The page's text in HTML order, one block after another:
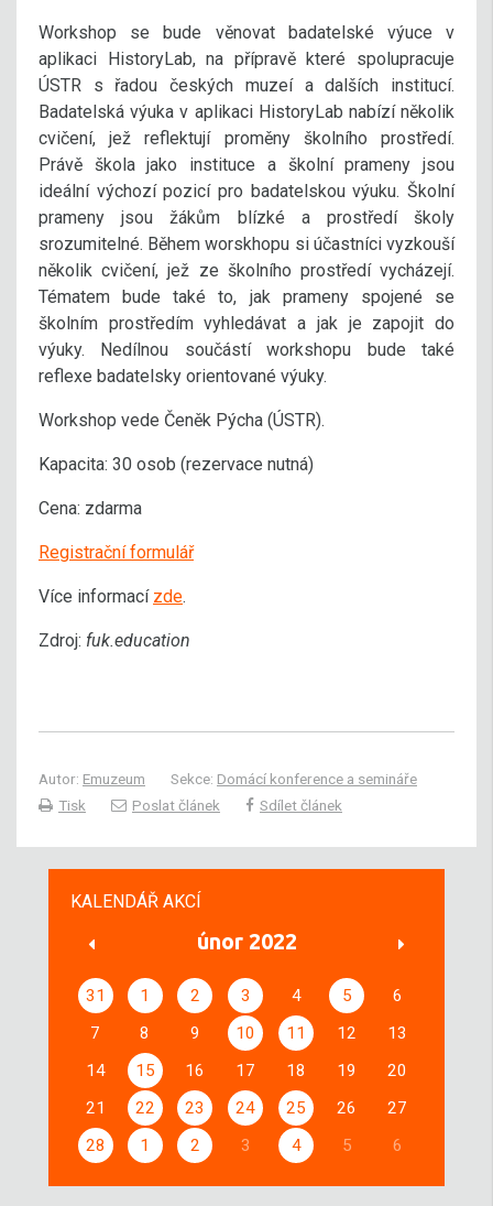
Workshop se bude věnovat badatelské výuce v
aplikaci HistoryLab, na přípravě které spolupracuje
ÚSTR s řadou českých muzeí a dalších institucí.
Badatelská výuka v aplikaci HistoryLab nabízí několik
cvičení, jež reflektují proměny školního prostředí.
Právě škola jako instituce a školní prameny jsou
ideální výchozí pozicí pro badatelskou výuku. Školní
prameny jsou žákům blízké a prostředí školy
srozumitelné. Během worskhopu si účastníci vyzkouší
několik cvičení, jež ze školního prostředí vycházejí.
Tématem bude také to, jak prameny spojené se
školním prostředím vyhledávat a jak je zapojit do
výuky. Nedílnou součástí workshopu bude také
reflexe badatelsky orientované výuky.
Workshop vede Čeněk Pýcha (ÚSTR).
Kapacita: 30 osob (rezervace nutná)
Cena: zdarma
Registrační formulář
Více informací zde.
Zdroj: fuk.education
Autor: Emuzeum Sekce: Domácí konference a semináře
Tisk
Poslat článek Sdílet článek
KALENDÁŘ AKCÍ
únor 2022
31 1 2 3 4 5
6
7
8 9 10 11 12
13
14
15 16 17 18 19
20
21
22 23 24 25 26
27
28
1 2 3 4 5 6